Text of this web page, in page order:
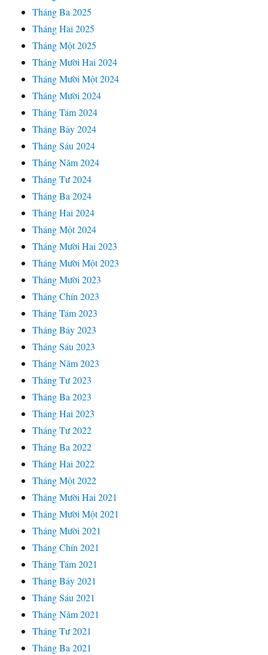
Tháng Ba 2025
Tháng Hai 2025
Tháng Một 2025
Tháng Mười Hai 2024
Tháng Mười Một 2024
Tháng Mười 2024
Tháng Tám 2024
Tháng Bảy 2024
Tháng Sáu 2024
Tháng Năm 2024
Tháng Tư 2024
Tháng Ba 2024
Tháng Hai 2024
Tháng Một 2024
Tháng Mười Hai 2023
Tháng Mười Một 2023
Tháng Mười 2023
Tháng Chín 2023
Tháng Tám 2023
Tháng Bảy 2023
Tháng Sáu 2023
Tháng Năm 2023
Tháng Tư 2023
Tháng Ba 2023
Tháng Hai 2023
Tháng Tư 2022
Tháng Ba 2022
Tháng Hai 2022
Tháng Một 2022
Tháng Mười Hai 2021
Tháng Mười Một 2021
Tháng Mười 2021
Tháng Chín 2021
Tháng Tám 2021
Tháng Bảy 2021
Tháng Sáu 2021
Tháng Năm 2021
Tháng Tư 2021
Tháng Ba 2021